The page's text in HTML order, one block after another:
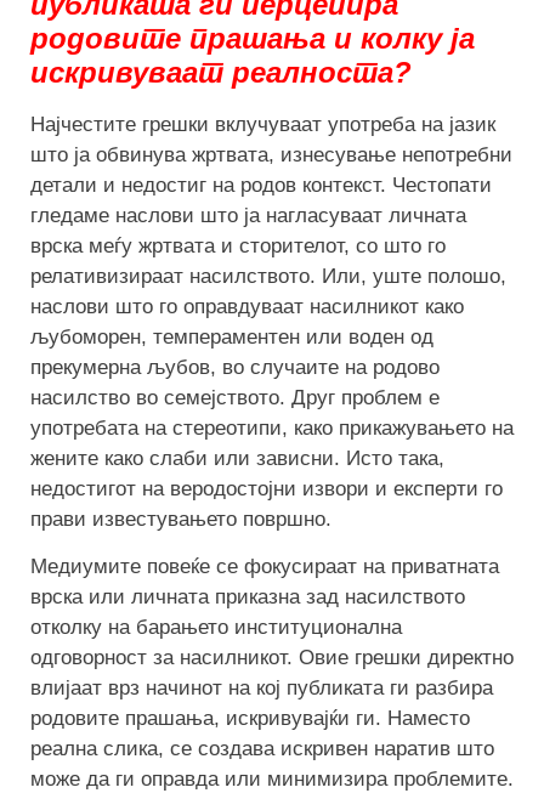
родовите прашања и колку ја
искривуваат реалноста?
Најчестите грешки вклучуваат употреба на јазик
што ја обвинува жртвата, изнесување непотребни
детали и недостиг на родов контекст. Честопати
гледаме наслови што ја нагласуваат личната
врска меѓу жртвата и сторителот, со што го
релативизираат насилството. Или, уште полошо,
наслови што го оправдуваат насилникот како
љубоморен, темпераментен или воден од
прекумерна љубов, во случаите на родово
насилство во семејството. Друг проблем е
употребата на стереотипи, како прикажувањето на
жените како слаби или зависни. Исто така,
недостигот на веродостојни извори и експерти го
прави известувањето површно.
Медиумите повеќе се фокусираат на приватната
врска или личната приказна зад насилството
отколку на барањето институционална
одговорност за насилникот. Овие грешки директно
влијаат врз начинот на кој публиката ги разбира
родовите прашања, искривувајќи ги. Наместо
реална слика, се создава искривен наратив што
може да ги оправда или минимизира проблемите.